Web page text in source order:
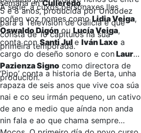
semana enCulleredo.
5 e 8 anos, producida por Undodez
para a Televisión de Galicia e que
consta de 10 capítulos na súa
primeira temporada.
A serie, a cuxos personaxes lles
poñen voz nomes comoLidia Veiga,
Oswaldo DigónouLucía Veiga,
conta conSanti Jul e Iván Laxe a
cargo do deseño sonoro e conLaura
Pazienza Signo como directora de
produción.
‘Pipo’ conta a historia de Berta, unha
rapaza de seis anos que vive coa súa
nai e co seu irmán pequeno, un cativo
de ano e medio que aínda non anda
nin fala e ao que chama sempre